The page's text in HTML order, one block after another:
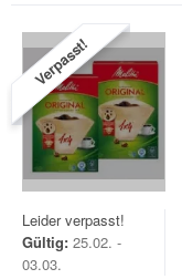
Verpasst!
Leider verpasst!
Gültig: 25.02. -
03.03.